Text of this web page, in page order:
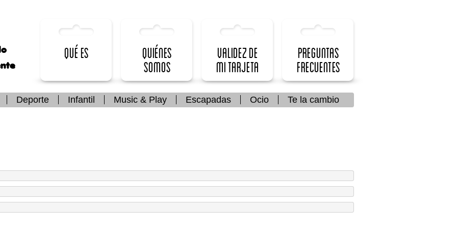
Qué es
Quiénes
somos
Validez de
mi Tarjeta
Preguntas
frecuentes
Deporte Infantil Music & Play Escapadas Ocio Te la cambio